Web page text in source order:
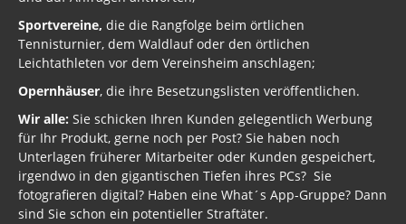
Sportvereine, die die Rangfolge beim örtlichen
Tennisturnier, dem Waldlauf oder den örtlichen
Leichtathleten vor dem Vereinsheim anschlagen;
Opernhäuser, die ihre Besetzungslisten veröffentlichen.
Wir alle: Sie schicken Ihren Kunden gelegentlich Werbung
für Ihr Produkt, gerne noch per Post? Sie haben noch
Unterlagen früherer Mitarbeiter oder Kunden gespeichert,
irgendwo in den gigantischen Tiefen ihres PCs? Sie
fotografieren digital? Haben eine What´s App-Gruppe? Dann
sind Sie schon ein potentieller Straftäter.